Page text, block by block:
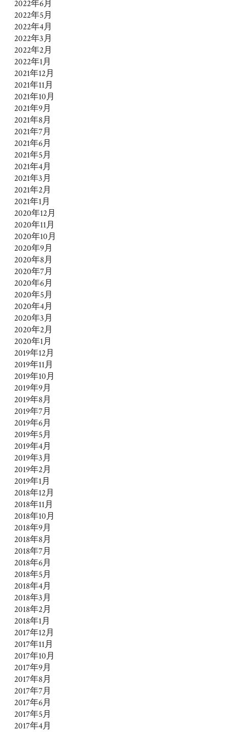
2022年6月
2022年5月
2022年4月
2022年3月
2022年2月
2022年1月
2021年12月
2021年11月
2021年10月
2021年9月
2021年8月
2021年7月
2021年6月
2021年5月
2021年4月
2021年3月
2021年2月
2021年1月
2020年12月
2020年11月
2020年10月
2020年9月
2020年8月
2020年7月
2020年6月
2020年5月
2020年4月
2020年3月
2020年2月
2020年1月
2019年12月
2019年11月
2019年10月
2019年9月
2019年8月
2019年7月
2019年6月
2019年5月
2019年4月
2019年3月
2019年2月
2019年1月
2018年12月
2018年11月
2018年10月
2018年9月
2018年8月
2018年7月
2018年6月
2018年5月
2018年4月
2018年3月
2018年2月
2018年1月
2017年12月
2017年11月
2017年10月
2017年9月
2017年8月
2017年7月
2017年6月
2017年5月
2017年4月